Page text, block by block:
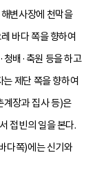
변사장에 천막을
바다 쪽을 향하여
청배·축원 등을 하고
제단 쪽을 향하여
계장과 집사 등)은
접빈의 일을 본다.
다쪽)에는 신기와